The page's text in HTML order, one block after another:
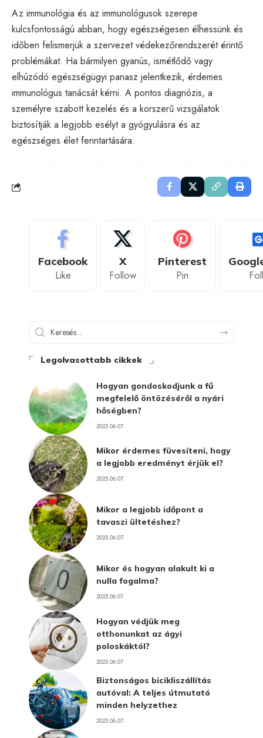
Az immunológia és az immunológusok szerepe
kulcsfontosságú abban, hogy egészségesen élhessünk és
időben felismerjük a szervezet védekezőrendszerét érintő
problémákat. Ha bármilyen gyanús, ismétlődő vagy
elhúzódó egészségügyi panasz jelentkezik, érdemes
immunológus tanácsát kérni. A pontos diagnózis, a
személyre szabott kezelés és a korszerű vizsgálatok
biztosítják a legjobb esélyt a gyógyulásra és az
egészséges élet fenntartására.
Facebook
Like
X
Follow
Pinterest
Pin
Legolvasottabb cikkek
Hogyan gondoskodjunk a fű
megfelelő öntözéséről a nyári
hőségben?
2025.06.07.
Mikor érdemes füvesíteni, hogy
a legjobb eredményt érjük el?
2025.06.07.
Mikor a legjobb időpont a
tavaszi ültetéshez?
2025.06.07.
Mikor és hogyan alakult ki a
nulla fogalma?
2025.06.07.
Hogyan védjük meg
otthonunkat az ágyi
poloskáktól?
2025.06.07.
Biztonságos bicikliszállítás
autóval: A teljes útmutató
minden helyzethez
2025.06.07.